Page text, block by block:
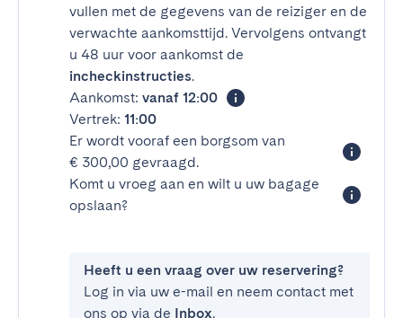
vullen met de gegevens van de reiziger en de
verwachte aankomsttijd. Vervolgens ontvangt
u 48 uur voor aankomst de
incheckinstructies.
Aankomst: vanaf 12:00
Vertrek: 11:00
Er wordt vooraf een borgsom van
€ 300,00 gevraagd.
Komt u vroeg aan en wilt u uw bagage
opslaan?
Heeft u een vraag over uw reservering?
Log in via uw e-mail en neem contact met
ons op via de Inbox.